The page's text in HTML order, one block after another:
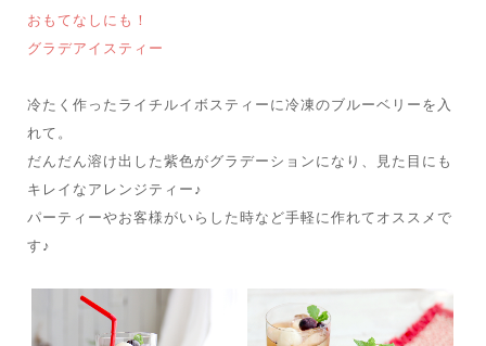
おもてなしにも！
グラデアイスティー
冷たく作ったライチルイボスティーに冷凍のブルーベリーを入
れて。
だんだん溶け出した紫色がグラデーションになり、見た目にも
キレイなアレンジティー♪
パーティーやお客様がいらした時など手軽に作れてオススメで
す♪